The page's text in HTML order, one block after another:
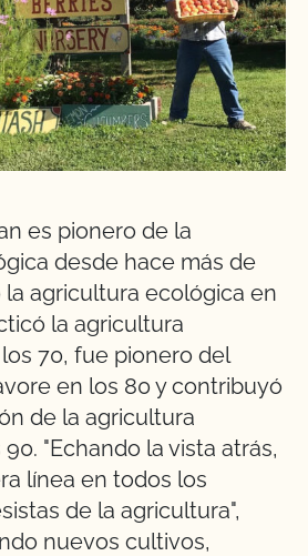
es pionero de la
desde hace más de
la agricultura ecológica en
la agricultura
70, fue pionero del
en los 80 y contribuyó
de la agricultura
"Echando la vista atrás,
línea en todos los
de la agricultura",
nuevos cultivos,